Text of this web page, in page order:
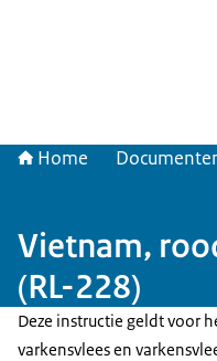
Home
Vietnam,
(RL-228)
Deze instructie geldt voor
varkensvlees en